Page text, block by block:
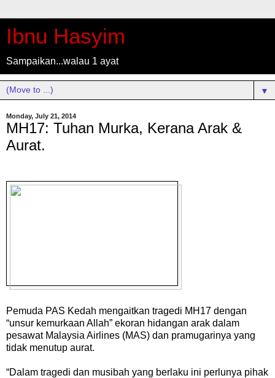
Ibnu Hasyim
Sampaikan...walau 1 ayat
▼
Monday, July 21, 2014
MH17: Tuhan Murka, Kerana Arak &
Aurat.
Pemuda PAS Kedah mengaitkan tragedi MH17 dengan
“unsur kemurkaan Allah” ekoran hidangan arak dalam
pesawat Malaysia Airlines (MAS) dan pramugarinya yang
tidak menutup aurat.
“Dalam tragedi dan musibah yang berlaku ini perlunya pihak